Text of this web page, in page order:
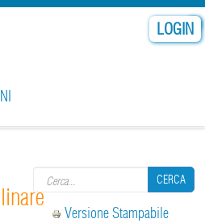
LOGIN
CERCA
Versione Stampabile